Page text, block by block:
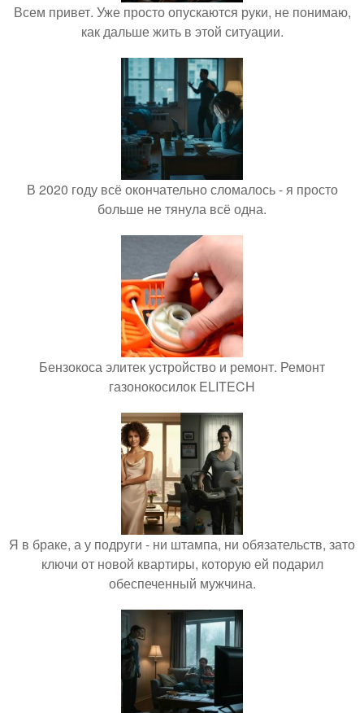
Всем привет. Уже просто опускаются руки, не понимаю,
как дальше жить в этой ситуации.
В 2020 году всё окончательно сломалось - я просто
больше не тянула всё одна.
Бензокоса элитек устройство и ремонт. Ремонт
газонокосилок ELITECH
Я в браке, а у подруги - ни штампа, ни обязательств, зато
ключи от новой квартиры, которую ей подарил
обеспеченный мужчина.